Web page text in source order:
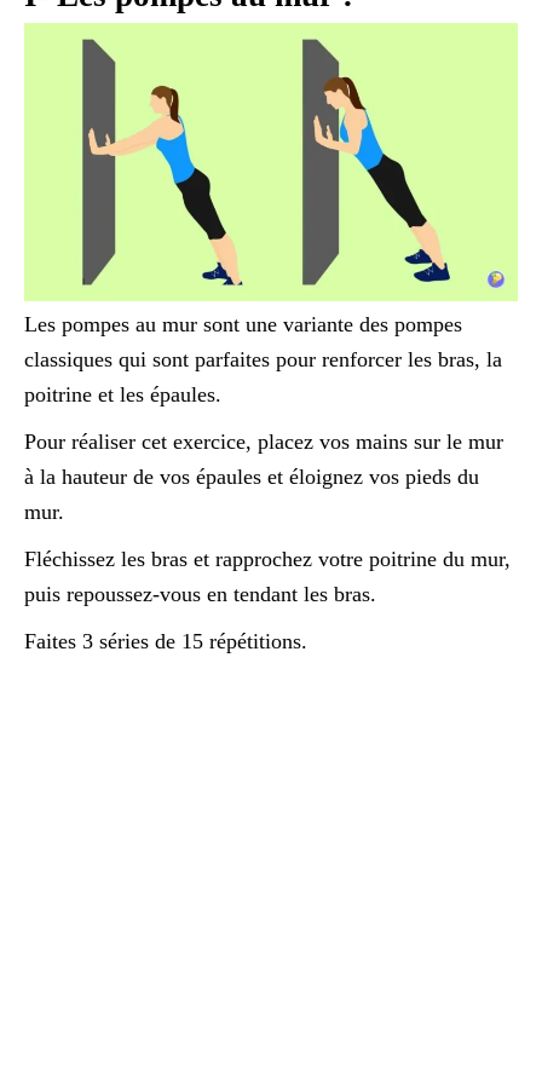
Les pompes au mur sont une variante des pompes
classiques qui sont parfaites pour renforcer les bras, la
poitrine et les épaules.
Pour réaliser cet exercice, placez vos mains sur le mur
à la hauteur de vos épaules et éloignez vos pieds du
mur.
Fléchissez les bras et rapprochez votre poitrine du mur,
puis repoussez-vous en tendant les bras.
Faites 3 séries de 15 répétitions.